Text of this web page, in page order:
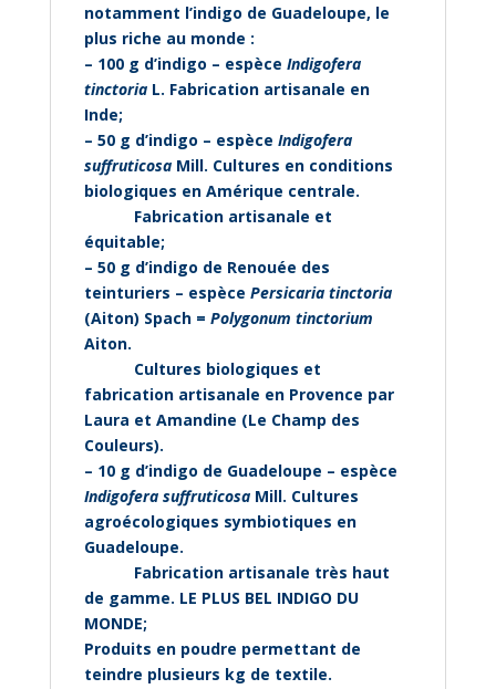
notamment l’indigo de Guadeloupe, le
plus riche au monde :
– 100 g d’indigo – espèce Indigofera
tinctoriaL. Fabrication artisanale en
Inde;
– 50 g d’indigo – espèce Indigofera
suffruticosaMill. Cultures en conditions
biologiques en Amérique centrale.
Fabrication artisanale et
équitable;
– 50 g d’indigo de Renouée des
teinturiers – espèce Persicaria tinctoria
(Aiton) Spach = Polygonum tinctorium
Aiton.
Cultures biologiques et
fabrication artisanale en Provence par
Laura et Amandine (Le Champ des
Couleurs).
– 10 g d’indigo de Guadeloupe – espèce
Indigofera suffruticosaMill. Cultures
agroécologiques symbiotiques en
Guadeloupe.
Fabrication artisanale très haut
de gamme. LE PLUS BEL INDIGO DU
MONDE;
Produits en poudre permettant de
teindre plusieurs kg de textile.